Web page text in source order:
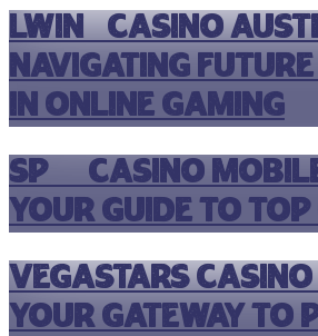
Lwin9 Casino
Navigating
in Online Gaming
Sp77 Casino
Your Guide to
Vegastars Casino
Your Gateway to